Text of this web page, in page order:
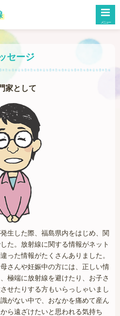
メニュー
セージ
家として
生した際、福島県内をはじめ、関
た。放射線に関する情報がネット
った情報がたくさんありました。
さんや妊娠中の方には、正しい情
極端に放射線を避けたり、お子さ
せたりする方もいらっしゃいまし
がない中で、おなかを痛めて産ん
ら遠ざけたいと思われる気持ち